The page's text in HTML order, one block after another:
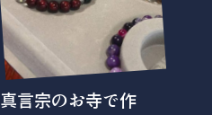
真言宗のお寺で作